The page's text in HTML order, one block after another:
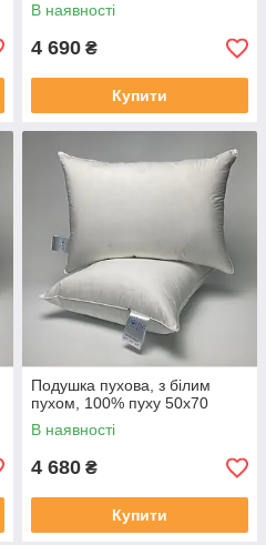
В наявності
4 690 ₴
Купити
Подушка пухова, з білим
пухом, 100% пуху 50x70
В наявності
4 680 ₴
Купити